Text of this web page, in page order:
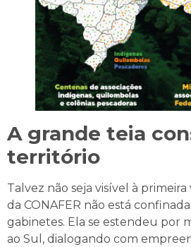
A grande teia
território
Talvez não seja visível à
da CONAFER não está
gabinetes. Ela se estendeu por
ao Sul, dialogando com